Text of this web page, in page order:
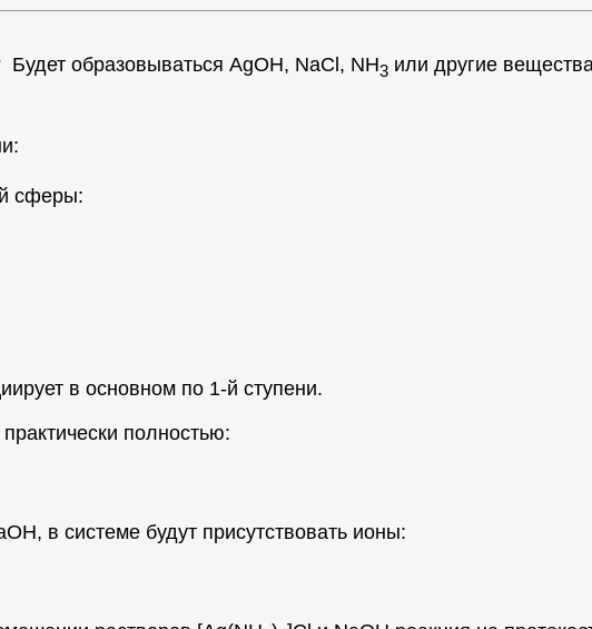
Будет образовываться AgOH, NaCl, NH3 или другие
сферы:
в основном по 1-й ступени.
полностью:
в системе будут присутствовать ионы: